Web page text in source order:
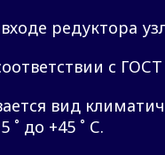
редуктора
с ГОСТ
вид
˚ до +45 ˚ С.